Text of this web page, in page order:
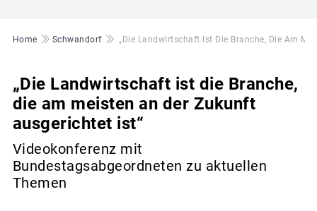
Pfadnavigation
Home Schwandorf „Die Landwirtschaft Ist Die Branche, Die Am
„Die Landwirtschaft ist die Branche,
die am meisten an der Zukunft
ausgerichtet ist“
Videokonferenz mit
Bundestagsabgeordneten zu aktuellen
Themen